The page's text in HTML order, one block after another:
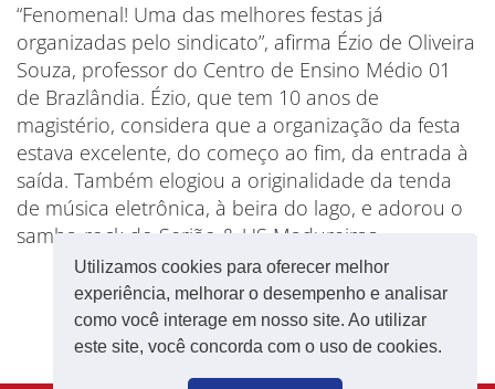
Utilizamos cookies para oferecer melhor
experiência, melhorar o desempenho e analisar
como você interage em nosso site. Ao utilizar
este site, você concorda com o uso de cookies.
“Fenomenal! Uma das melhores festas já
organizadas pelo sindicato”, afirma Ézio de Oliveira
Souza, professor do Centro de Ensino Médio 01
de Brazlândia. Ézio, que tem 10 anos de
magistério, considera que a organização da festa
estava excelente, do começo ao fim, da entrada à
saída. Também elogiou a originalidade da tenda
de música eletrônica, à beira do lago, e adorou o
samba-rock do Serjão & US Madureiras.